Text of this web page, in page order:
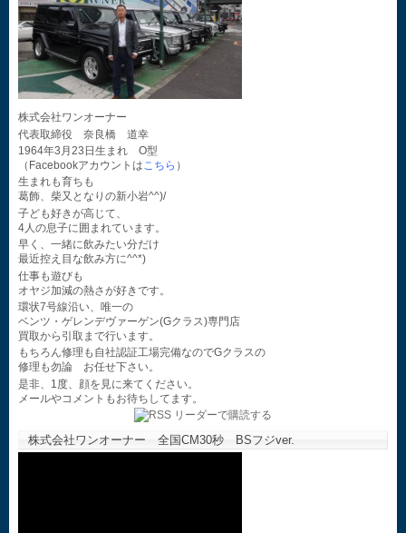
株式会社ワンオーナー
代表取締役 奈良橋 道幸
1964年3月23日生まれ O型
（Facebookアカウントはこちら ）
生まれも育ちも
葛飾、柴又となりの新小岩^^)/
子ども好きが高じて、
4人の息子に囲まれています。
早く、一緒に飲みたい分だけ
最近控え目な飲み方に^^*)
仕事も遊びも
オヤジ加減の熱さが好きです。
環状7号線沿い、唯一の
ベンツ・ゲレンデヴァーゲン(Gクラス)専門店
買取から引取まで行います。
もちろん修理も自社認証工場完備なのでGクラスの
修理も勿論 お任せ下さい。
是非、1度、顔を見に来てください。
メールやコメントもお待ちしてます。
株式会社ワンオーナー 全国CM30秒 BSフジver.